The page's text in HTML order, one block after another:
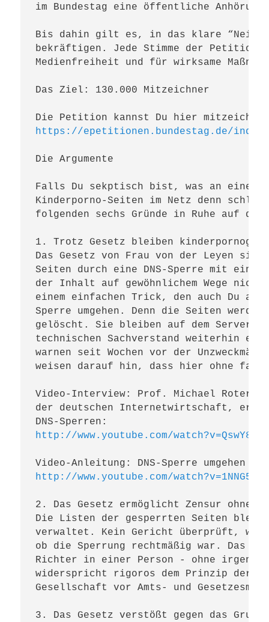
im Bundestag eine öffentliche Anhörung
Bis dahin gilt es, in das klare
bekräftigen. Jede Stimme der
Medienfreiheit und für wirksame
Das Ziel: 130.000 Mitzeichner
https://epetitionen.bundestag.de/
Die Argumente
Falls Du sekptisch bist, was an einem
Kinderporno-Seiten im Netz denn
folgenden sechs Gründe in Ruhe auf der
1. Trotz Gesetz bleiben
Das Gesetz von Frau von der Leyen
Seiten durch eine DNS-Sperre mit
der Inhalt auf gewöhnlichem Wege
einem einfachen Trick, den auch Du
Sperre umgehen. Denn die Seiten
gelöscht. Sie bleiben auf dem Server
technischen Sachverstand weiterhin
warnen seit Wochen vor der
weisen darauf hin, dass hier ohne
Video-Interview: Prof. Michael Rotert,
der deutschen Internetwirtschaft,
http://www.youtube.com/
http://www.youtube.com/
2. Das Gesetz ermöglicht Zensur ohne
Die Listen der gesperrten Seiten bleiben
verwaltet. Kein Gericht überprüft,
ob die Sperrung rechtmäßig war. Das
Richter in einer Person - ohne
widerspricht rigoros dem Prinzip der
Gesellschaft vor Amts- und
3. Das Gesetz verstößt gegen das